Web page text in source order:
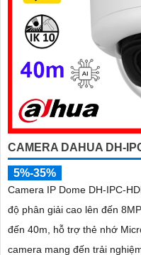
CAMERA DAHUA DH-
5%-35%
Camera IP Dome DH-IPC-
độ phân giải cao lên đến
đến 40m, hỗ trợ thẻ nhớ
camera mang đến trải nghiệm giám